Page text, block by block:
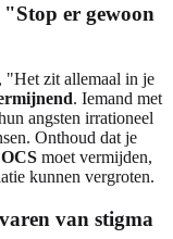
"Stop er gewoon
"Het zit allemaal in je
. Iemand met
angsten irrationeel
Onthoud dat je
moet vermijden,
kunnen vergroten.
van stigma